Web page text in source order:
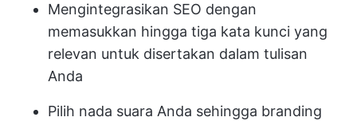
Mengintegrasikan SEO dengan
memasukkan hingga tiga kata kunci yang
relevan untuk disertakan dalam tulisan
Anda
Pilih nada suara Anda sehingga branding